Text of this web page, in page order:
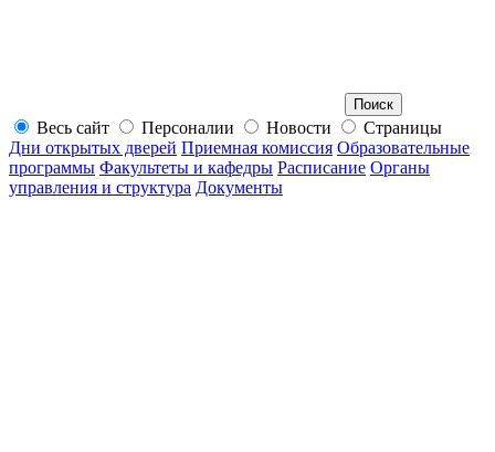
Весь сайт Персоналии Новости
Страницы
Дни открытых дверей Приемная комиссия Образовательные
программы Факультеты и кафедры Расписание Органы
управления и структура Документы